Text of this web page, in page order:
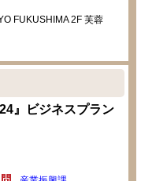
FUKUSHIMA 2F 芙蓉
』ビジネスプラン